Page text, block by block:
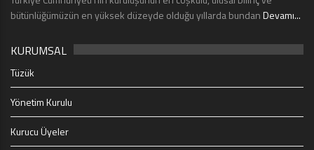
bütünlüğümüzün en yüksek düzeyde olduğu yıllarda bundanDevamı...
KURUMSAL
Tüzük
Yönetim Kurulu
Kurucu Üyeler